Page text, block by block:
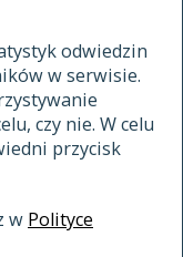
odwiedzin
w serwisie.
czy nie. W celu
przycisk
w Polityce